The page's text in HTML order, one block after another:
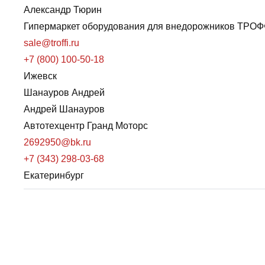
Александр Тюрин
Гипермаркет оборудования для внедорожников
sale@troffi.ru
+7 (800) 100-50-18
Ижевск
Шанауров Андрей
Андрей Шанауров
Автотехцентр Гранд Моторс
2692950@bk.ru
+7 (343) 298-03-68
Екатеринбург